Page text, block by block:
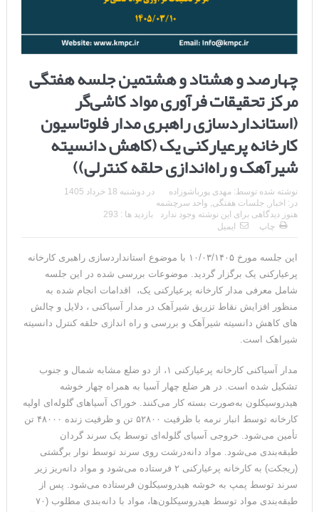
چهارصد و هشتاد و هشتمین جلسه هفتگی
مرکز تحقیقات فرآوری مواد کاشی‌گر
(استانداردسازی راهبری مدار فلوتاسیون
کارخانه پرعیارکنی یک (کاهش دانسیته
شیرآهک و راه‌اندازی حلقه کنترلی))
نوشته شده توسط: مهدی پورباشوزاده در دوشنبه 18 خرداد 1405
در: اخبار , جلسات هفتگی, واحد سرچشمه
هنوز دیدگاهی برای این نوشته وجود ندارد
بازدید ها : 293
چاپ
ایمیل
این جلسه مورخ ۱۰/۰۳/۱۴۰۵ با موضوع استانداردسازی راهبری کارخانه
پرعیارکنی یک برگزار گردید. موضوعات بررسی شده در این جلسه
شامل معرفی مدار کارخانه پرعیارکنی یک، اقدامات انجام شده به
منظور افزایش نقاط تزریق شیرآهک در مدار آسیاکنی ، دلایل و چالش
های کاهش دانسیته شیرآهک و بررسی و راه اندازی حلقه کنترل دانسیته
شیراهک است.
مدار آسیاکنی کارخانه پرعیارکنی ۱، از دو ضلع مشابه شمال و جنوب
تشکیل شده است. در هر ضلع چهار آسیا به همراه چهار خوشه
هیدروسیکلون به‌صورت بسته کار می‌کنند. خوراک آسیاهای گلوله‌ای اولیه
کارخانه توسط انبار نرمه با ظرفیت ۵۲۸۰۰ تن و ظرفیت زنده ۴۸۰۰۰ تن
تأمین می‌شود. خروجی آسیای گلوله‌ای توسط یک سرند گردان
طبقه‌بندی می‌شود. مواد دانه‌درشت روی سرند توسط نوار برگشتی
(ریجکت) به کارخانه پرعیارکنی ۲ فرستاده می‌شود و مواد دانه‌ریز زیر
سرند توسط پمپ به خوشه هیدروسیکلون فرستاده می‌شود. پس از
طبقه‌بندی مواد توسط هیدروسیکلون‌ها، مواد با دانه‌بندی مطلوب (۷۰